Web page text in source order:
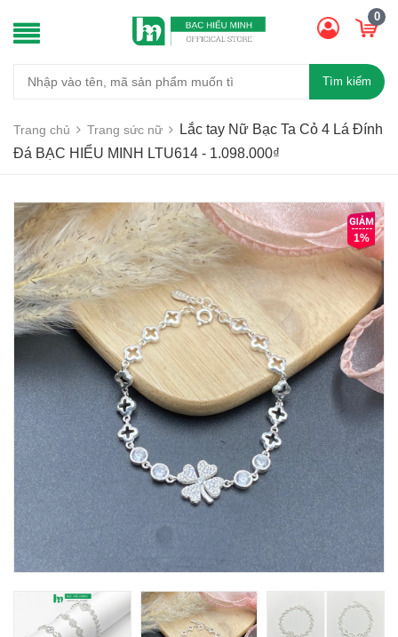
0
Tìm kiếm
Trang chủ Trang sức nữ
Lắc tay Nữ Bạc Ta Cỏ 4 Lá Đính
Đá BẠC HIỂU MINH LTU614 - 1.098.000₫
1%